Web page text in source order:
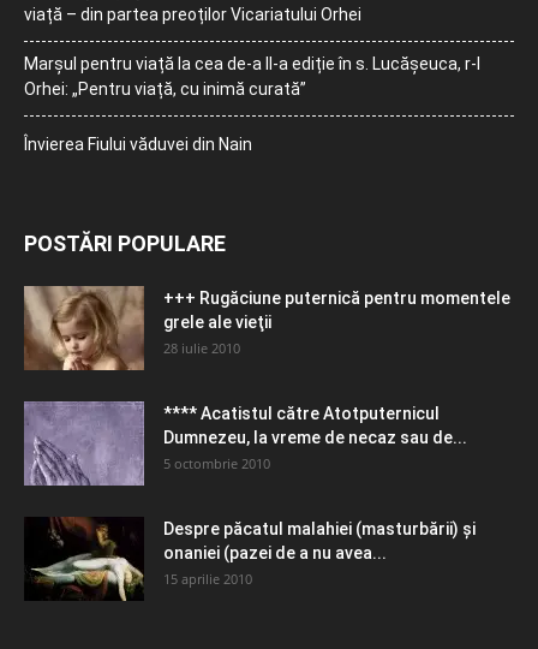
viață – din partea preoților Vicariatului Orhei
Marșul pentru viață la cea de-a II-a ediție în s. Lucășeuca, r-l
Orhei: „Pentru viață, cu inimă curată”
Învierea Fiului văduvei din Nain
POSTĂRI POPULARE
+++ Rugăciune puternică pentru momentele
grele ale vieţii
28 iulie 2010
**** Acatistul către Atotputernicul
Dumnezeu, la vreme de necaz sau de...
5 octombrie 2010
Despre păcatul malahiei (masturbării) şi
onaniei (pazei de a nu avea...
15 aprilie 2010